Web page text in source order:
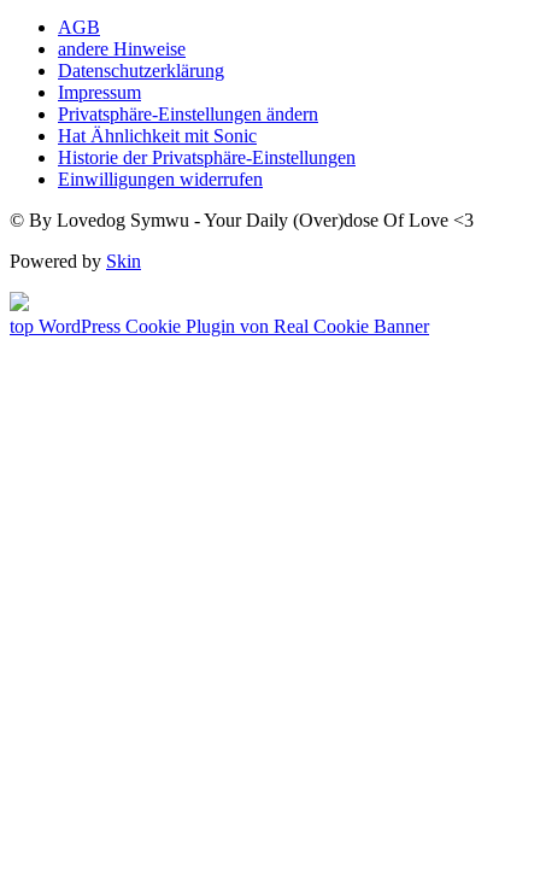
AGB
andere Hinweise
Datenschutzerklärung
Impressum
Privatsphäre-Einstellungen ändern
Hat Ähnlichkeit mit Sonic
Historie der Privatsphäre-Einstellungen
Einwilligungen widerrufen
© By Lovedog Symwu - Your Daily (Over)dose Of Love <3
Powered by Skin
top WordPress Cookie Plugin von Real Cookie Banner